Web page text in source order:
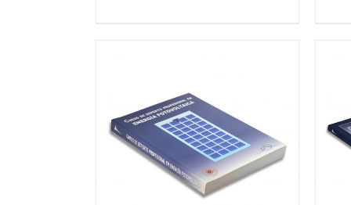
AÑADIR AL CARRITO
/
DETALLES